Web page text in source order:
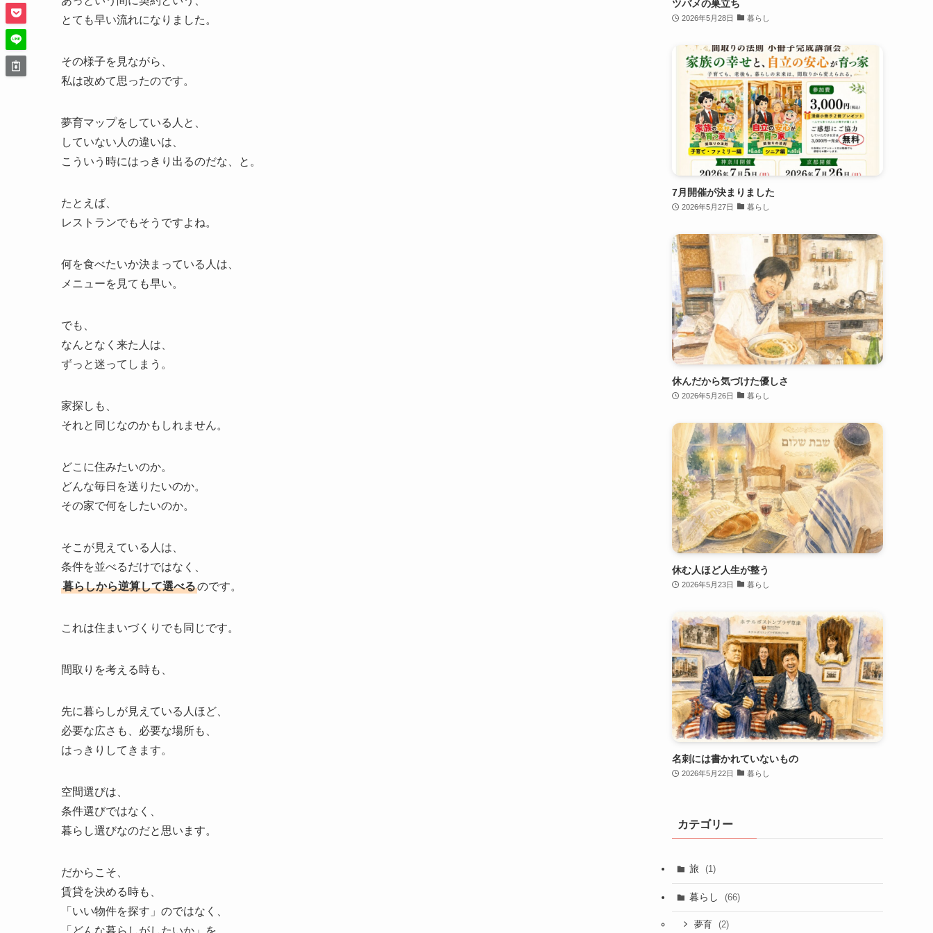
とても早い流れになりました。
その様子を見ながら、
私は改めて思ったのです。
夢育マップをしている人と、
していない人の違いは、
こういう時にはっきり出るのだな、と。
たとえば、
レストランでもそうですよね。
何を食べたいか決まっている人は、
メニューを見ても早い。
でも、
なんとなく来た人は、
ずっと迷ってしまう。
家探しも、
それと同じなのかもしれません。
どこに住みたいのか。
どんな毎日を送りたいのか。
その家で何をしたいのか。
そこが見えている人は、
条件を並べるだけではなく、
暮らしから逆算して選べるのです。
これは住まいづくりでも同じです。
間取りを考える時も、
先に暮らしが見えている人ほど、
必要な広さも、必要な場所も、
はっきりしてきます。
空間選びは、
条件選びではなく、
暮らし選びなのだと思います。
だからこそ、
賃貸を決める時も、
「いい物件を探す」のではなく、
「どんな暮らしがしたいか」を
ツバメの巣立ち
2026年5月28日 暮らし
7月開催が決まりました
2026年5月27日 暮らし
休んだから気づけた優しさ
2026年5月26日 暮らし
休む人ほど人生が整う
2026年5月23日 暮らし
名刺には書かれていないもの
2026年5月22日 暮らし
カテゴリー
旅 (1)
暮らし (66)
夢育 (2)